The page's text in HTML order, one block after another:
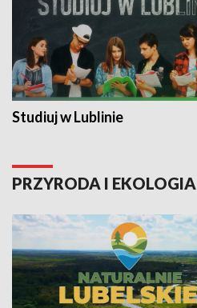
Studiuj w Lublinie
PRZYRODA I EKOLOGIA